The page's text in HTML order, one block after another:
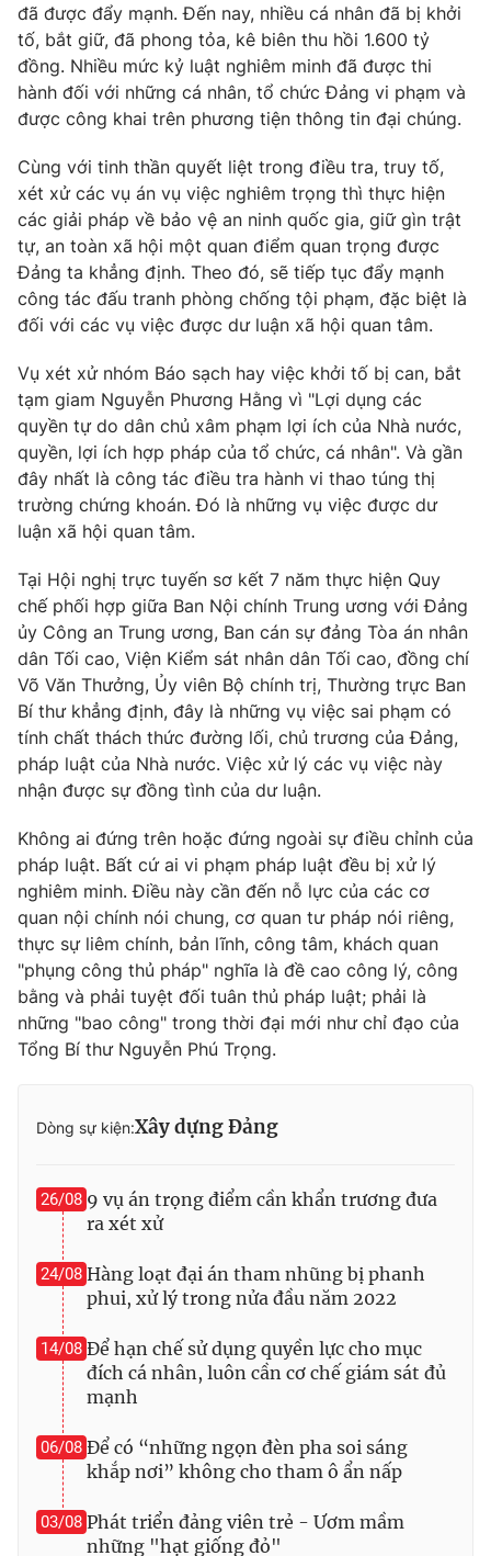
VTV Sức khoẻ Bất động sản
Thị trường 24h Tấm lòng Việt
VTV4 Vươn mình bằng AI
VTV9 VTV8
Liên hệ tòa soạn English
THỜI BÁO VTV
Theo dõi báo trên
Cơ quan chủ quản:
Đài Truyền hình Việt Nam
Cơ quan báo chí:Thời báo VTV
Giấy phép hoạt động báo in và báo điện tử số 483/GP-BTTTT
cấp ngày 29/12/2023
Tổng Biên tập:Vũ Thanh Thủy
Phó Tổng Biên tập:Nguyễn Thị Mỹ Hạnh, Phạm Quốc Thắng,
Nguyễn Trọng Ninh
Tổng đài VTV:024.38 355 931 - 024.38 355 932
Ðiện thoại Thời báo VTV:024.66 897 897
Email:
toasoan@vtv.vn
Liên hệ quảng cáo:024-7300.7108
thuận bằng văn bản. Ghi rõ nguồn VTV.vn khi phát hành lại
thông tin từ website này.
đã được đẩy mạnh. Đến nay, nhiều cá nhân đã bị khởi
tố, bắt giữ, đã phong tỏa, kê biên thu hồi 1.600 tỷ
đồng. Nhiều mức kỷ luật nghiêm minh đã được thi
hành đối với những cá nhân, tổ chức Đảng vi phạm và
được công khai trên phương tiện thông tin đại chúng.
Cùng với tinh thần quyết liệt trong điều tra, truy tố,
xét xử các vụ án vụ việc nghiêm trọng thì thực hiện
các giải pháp về bảo vệ an ninh quốc gia, giữ gìn trật
tự, an toàn xã hội một quan điểm quan trọng được
Đảng ta khẳng định. Theo đó, sẽ tiếp tục đẩy mạnh
công tác đấu tranh phòng chống tội phạm, đặc biệt là
đối với các vụ việc được dư luận xã hội quan tâm.
Vụ xét xử nhóm Báo sạch hay việc khởi tố bị can, bắt
tạm giam Nguyễn Phương Hằng vì "Lợi dụng các
quyền tự do dân chủ xâm phạm lợi ích của Nhà nước,
quyền, lợi ích hợp pháp của tổ chức, cá nhân". Và gần
đây nhất là công tác điều tra hành vi thao túng thị
trường chứng khoán. Đó là những vụ việc được dư
luận xã hội quan tâm.
Tại Hội nghị trực tuyến sơ kết 7 năm thực hiện Quy
chế phối hợp giữa Ban Nội chính Trung ương với Đảng
ủy Công an Trung ương, Ban cán sự đảng Tòa án nhân
dân Tối cao, Viện Kiểm sát nhân dân Tối cao, đồng chí
Võ Văn Thưởng, Ủy viên Bộ chính trị, Thường trực Ban
Bí thư khẳng định, đây là những vụ việc sai phạm có
tính chất thách thức đường lối, chủ trương của Đảng,
pháp luật của Nhà nước. Việc xử lý các vụ việc này
nhận được sự đồng tình của dư luận.
Không ai đứng trên hoặc đứng ngoài sự điều chỉnh của
pháp luật. Bất cứ ai vi phạm pháp luật đều bị xử lý
nghiêm minh. Điều này cần đến nỗ lực của các cơ
quan nội chính nói chung, cơ quan tư pháp nói riêng,
thực sự liêm chính, bản lĩnh, công tâm, khách quan
"phụng công thủ pháp" nghĩa là đề cao công lý, công
bằng và phải tuyệt đối tuân thủ pháp luật; phải là
những "bao công" trong thời đại mới như chỉ đạo của
Tổng Bí thư Nguyễn Phú Trọng.
Dòng sự kiện:Xây dựng Đảng
26/08 9 vụ án trọng điểm cần khẩn trương đưa
ra xét xử
24/08 Hàng loạt đại án tham nhũng bị phanh
phui, xử lý trong nửa đầu năm 2022
14/08 Để hạn chế sử dụng quyền lực cho mục
đích cá nhân, luôn cần cơ chế giám sát đủ
mạnh
06/08 Để có “những ngọn đèn pha soi sáng
khắp nơi” không cho tham ô ẩn nấp
03/08 Phát triển đảng viên trẻ - Ươm mầm
những "hạt giống đỏ"